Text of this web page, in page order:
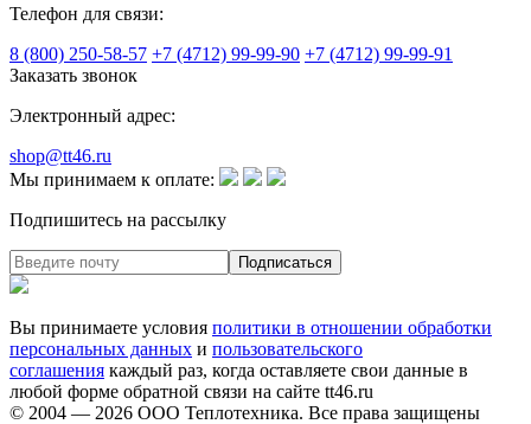
Телефон для связи:
8 (800) 250-58-57 +7 (4712) 99-99-90 +7 (4712) 99-99-91
Заказать звонок
Электронный адрес:
shop@tt46.ru
Мы принимаем к оплате:
Подпишитесь на рассылку
Вы принимаете условия политики в отношении обработки
персональных данных и пользовательского
соглашения каждый раз, когда оставляете свои данные в
любой форме обратной связи на сайте tt46.ru
© 2004 — 2026 ООО Теплотехника. Все права защищены